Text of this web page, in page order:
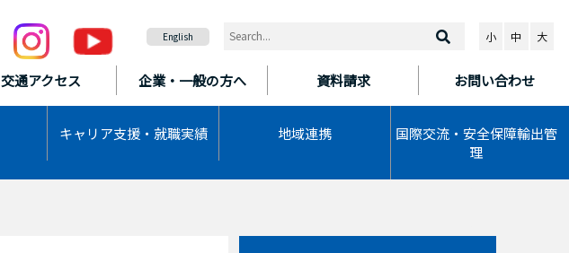
交通アクセス 企業・一般の方へ 資料請求 お問い合わせ
キャリア支援・ 就職実績 地域連携
国際交流・安全保障輸出管
理
English 小 中 大